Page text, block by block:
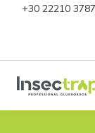
+30 22210